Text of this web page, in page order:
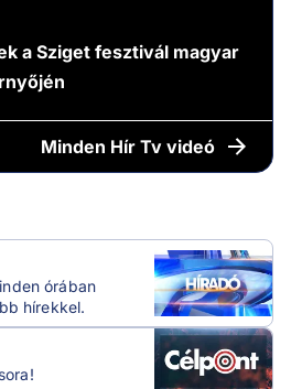
a Sziget fesztivál magyar
Minden Hír Tv videó
órában
hírekkel.